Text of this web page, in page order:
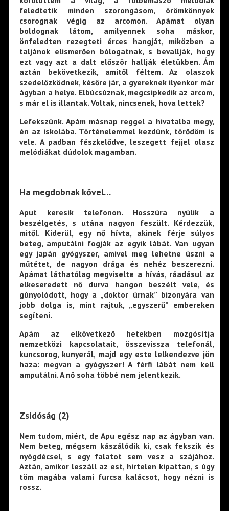
feledtetik minden szorongásom, örömkönnyek
csorognak végig az arcomon. Apámat olyan
boldognak látom, amilyennek soha máskor,
önfeledten rezegteti érces hangját, miközben a
taljánok elismerően bólogatnak, s bevallják, hogy
ezt vagy azt a dalt először hallják életükben. Ám
aztán bekövetkezik, amitől féltem. Az olaszok
szedelőzködnek, későre jár, a gyereknek ilyenkor már
ágyban a helye. Elbúcsúznak, megcsipkedik az arcom,
s már el is illantak. Voltak, nincsenek, hova lettek?
Lefekszünk. Apám másnap reggel a hivatalba megy,
én az iskolába. Történelemmel kezdünk, törődöm is
vele. A padban fészkelődve, leszegett fejjel olasz
melódiákat dúdolok magamban.
Ha megdobnak kővel…
Aput keresik telefonon. Hosszúra nyúlik a
beszélgetés, s utána nagyon feszült. Kérdezzük,
mitől. Kiderül, egy nő hívta, akinek férje súlyos
beteg, amputálni fogják az egyik lábát. Van ugyan
egy japán gyógyszer, amivel meg lehetne úszni a
műtétet, de nagyon drága és nehéz beszerezni.
Apámat láthatólag megviselte a hívás, ráadásul az
elkeseredett nő durva hangon beszélt vele, és
gúnyolódott, hogy a „doktor úrnak” bizonyára van
jobb dolga is, mint rajtuk, „egyszerű” embereken
segíteni.
Apám az elkövetkező hetekben mozgósítja
nemzetközi kapcsolatait, összevissza telefonál,
kuncsorog, kunyerál, majd egy este lelkendezve jön
haza: megvan a gyógyszer! A férfi lábát nem kell
amputálni. A nő soha többé nem jelentkezik.
Zsidóság (2)
Nem tudom, miért, de Apu egész nap az ágyban van.
Nem beteg, mégsem kászálódik ki, csak fekszik és
nyögdécsel, s egy falatot sem vesz a szájához.
Aztán, amikor leszáll az est, hirtelen kipattan, s úgy
töm magába valami furcsa kalácsot, hogy nézni is
rossz.